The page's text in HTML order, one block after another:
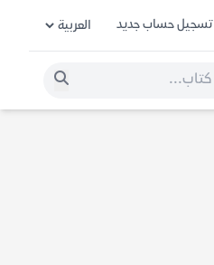
تسجيل حساب جديد